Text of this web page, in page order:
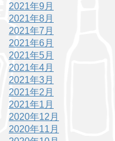
2021年9月
2021年8月
2021年7月
2021年6月
2021年5月
2021年4月
2021年3月
2021年2月
2021年1月
2020年12月
2020年11月